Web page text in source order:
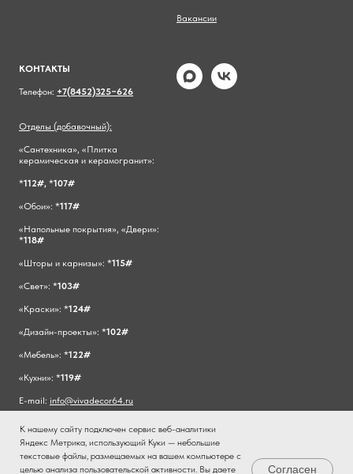
К нашему сайту подключен сервис веб-аналитики
Яндекс Метрика, использующий Куки — небольшие
текстовые файлы, размещаемых на вашем компьютере с
целью анализа пользовательской активности. Вы даете
Согласен
Вакансии
КОНТАКТЫ
Телефон: +7(8452)325−626
Отделы (добавочный):
«Сантехника», «Плитка
керамическая и керамогранит»:
*112#, *107#
«Обои»: *117#
«Напольные покрытия», «Двери»:
*118#
«Шторы и карнизы»: *115#
«Свет»: *103#
«Краски»: *124#
«Дизайн-проекты»: *102#
«Мебель»: *122#
«Кухни»: *119#
E-mail: info@vivadecor64.ru